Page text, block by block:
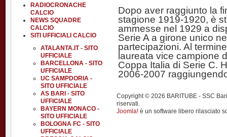
RADIOCRONACHE
CALCIO
NEWS SQUADRE
CALCIO
SITI UFFICIALI CALCIO
ATALANTA.IT - SITO
UFFICIALE
BARCELLONA - SITO
UFFICIALE
UC SAMPDORIA -
SITO UFFICIALE
AS BARI - SITO
UFFICIALE
BAYERN MONACO -
SITO UFFICIALE
BOLOGNA FC - SITO
UFFICIALE
Dopo aver raggiunto la
stagione 1919-1920, è
ammesse nel 1929 a
Serie A a girone unico
partecipazioni. Al
laureata vice campione
Coppa Italia di Serie C.
2006-2007
Copyright © 2026 BARITUBE - SSC
riservati.
Joomla! è un software libero rilasciato